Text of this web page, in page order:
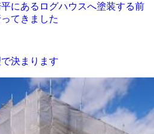
にあるログハウスへ塗装する前
てきました
決まります